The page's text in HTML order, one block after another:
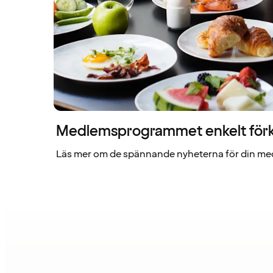
Medlemsprogrammet enkelt
Läs mer om de spännande nyheterna för din